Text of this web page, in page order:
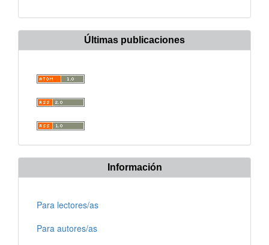
Últimas publicaciones
Información
Para lectores/as
Para autores/as